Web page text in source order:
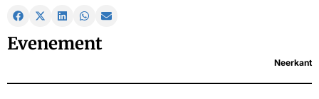
Evenement
Neerkant